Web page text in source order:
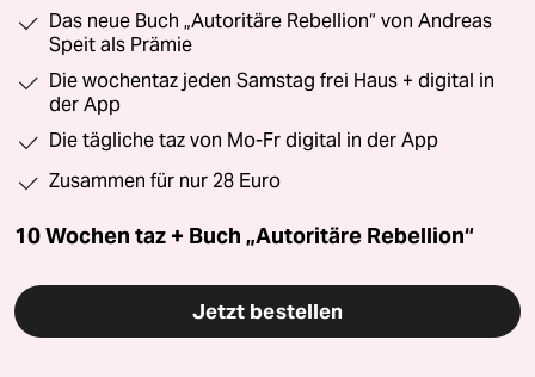
Das neue Buch „Autoritäre Rebellion“ von Andreas
Speit als Prämie
Die wochentaz jeden Samstag frei Haus + digital in
der App
Die tägliche taz von Mo-Fr digital in der App
Zusammen für nur 28 Euro
10 Wochen taz + Buch „Autoritäre Rebellion“
Jetzt bestellen